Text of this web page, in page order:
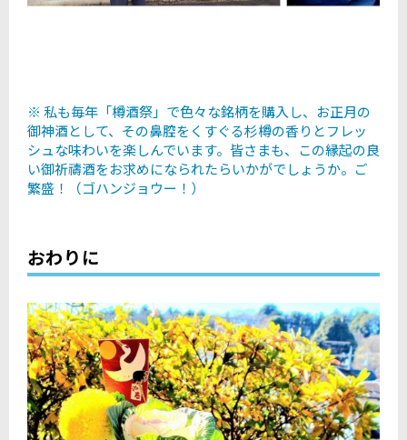
※ 私も毎年「樽酒祭」で色々な銘柄を購入し、お正月の
御神酒として、その鼻腔をくすぐる杉樽の香りとフレッ
シュな味わいを楽しんでいます。皆さまも、この縁起の良
い御祈禱酒をお求めになられたらいかがでしょうか。ご
繁盛！（ゴハンジョウー！）
おわりに